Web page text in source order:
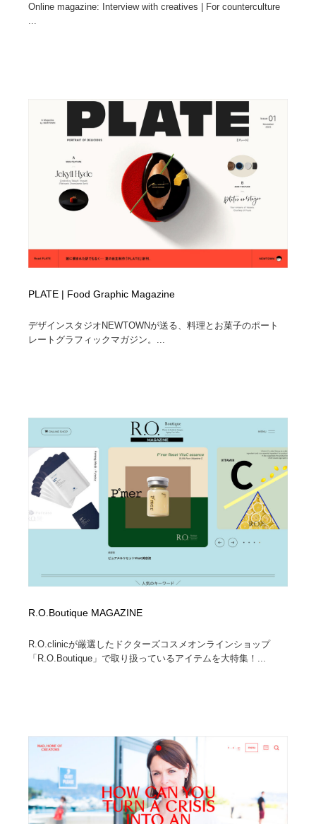
Online magazine: Interview with creatives | For counterculture
PLATE | Food Graphic Magazine
デザインスタジオNEWTOWNが送る、料理とお菓子のポート
レートグラフィックマガジン。...
R.O.Boutique MAGAZINE
R.O.clinicが厳選したドクターズコスメオンラインショップ
「R.O.Boutique」で取り扱っているアイテムを大特集！...